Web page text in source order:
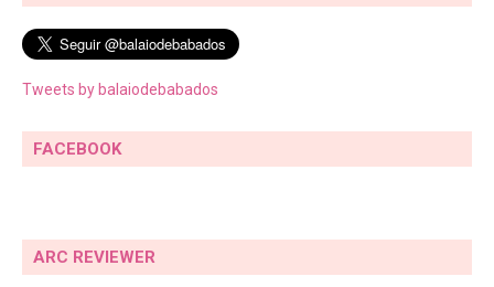
Tweets by balaiodebabados
FACEBOOK
ARC REVIEWER